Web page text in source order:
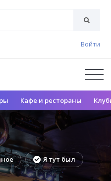
Войти
Кафе и рестораны
Я тут был